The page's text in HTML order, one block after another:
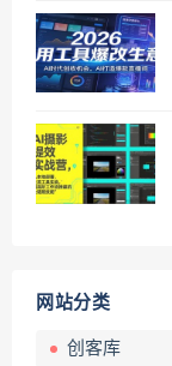
网站分类
创客库